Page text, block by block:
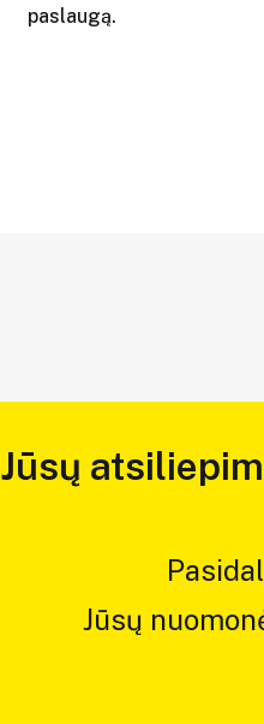
paslaugą.
Jūsų
Jūsų